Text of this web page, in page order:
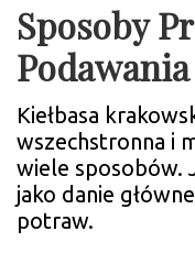
Sposoby
Podawania
Kiełbasa
wszechstronna i
wiele sposobów.
jako danie
potraw.